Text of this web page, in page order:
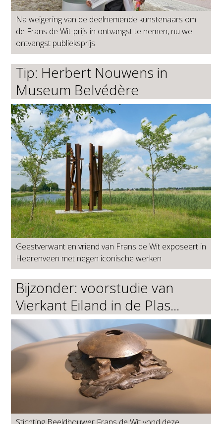
Na weigering van de deelnemende kunstenaars om
de Frans de Wit-prijs in ontvangst te nemen, nu wel
ontvangst publieksprijs
Tip: Herbert Nouwens in
Museum Belvédère
Geestverwant en vriend van Frans de Wit exposeert in
Heerenveen met negen iconische werken
Bijzonder: voorstudie van
Vierkant Eiland in de Plas...